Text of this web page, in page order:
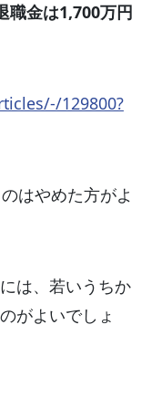
職金は1,700万円
129800?
はやめた方がよ
は、若いうちか
がよいでしょ